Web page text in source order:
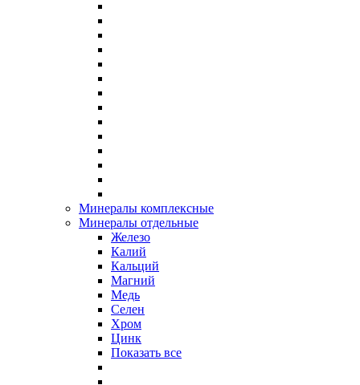
Минералы комплексные
Минералы отдельные
Железо
Калий
Кальций
Магний
Медь
Селен
Хром
Цинк
Показать все